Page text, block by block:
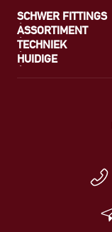
SCHWER FITTINGS
ASSORTIMENT
TECHNIEK
HUIDIGE